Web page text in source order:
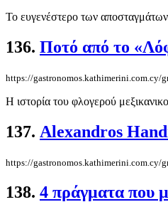
Το ευγενέστερο των αποσταγμάτων
136. Ποτό από το
https://gastronomos.kathimerini.com.cy/
Η ιστορία του φλογερού
137. Alexandros
https://gastronomos.kathimerini.com.cy/
138. 4 πράγματα που